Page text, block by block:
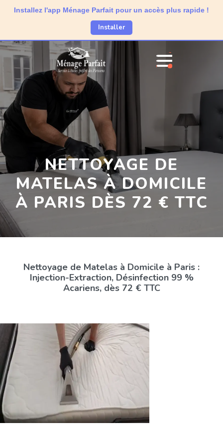
Installez l'app Ménage Parfait pour un accès plus rapide !
Installer
NETTOYAGE DE
MATELAS À DOMICILE
À PARIS DÈS 72 € TTC
Nettoyage de Matelas à Domicile à Paris :
Injection-Extraction, Désinfection 99 %
Acariens, dès 72 € TTC